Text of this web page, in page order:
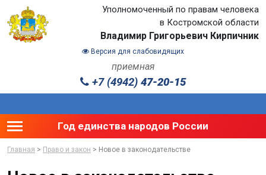
Уполномоченный по правам человека
в Костромской области
Владимир Григорьевич Кирпичник
Версия для слабовидящих
приемная
+7 (4942) 47-20-15
Toggle main menu visibility
Год единства народов России
Главная > Право и закон > Новое в законодательстве